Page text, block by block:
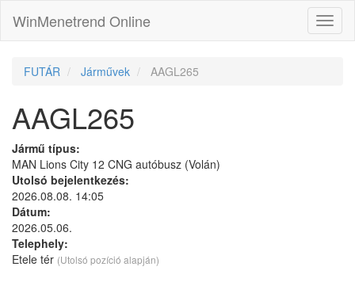
WinMenetrend Online
FUTÁR Járművek AAGL265
AAGL265
Jármű típus:
MAN Lions City 12 CNG autóbusz (Volán)
Utolsó bejelentkezés:
2026.08.08. 14:05
Dátum:
2026.05.06.
Telephely:
Etele tér (Utolsó pozíció alapján)